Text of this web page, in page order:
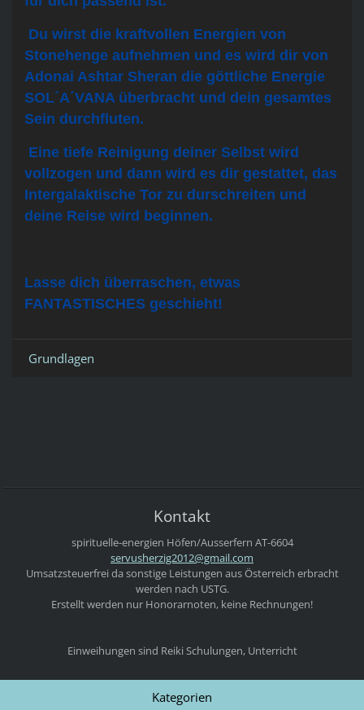
Du wirst die kraftvollen Energien von
Stonehenge aufnehmen und es wird dir von
Adonai Ashtar Sheran die göttliche Energie
SOL´A´VANA überbracht und dein gesamtes
Sein durchfluten.
Eine tiefe Reinigung deiner Selbst wird
vollzogen und dann wird es dir gestattet, das
Intergalaktische Tor zu durschreiten und
deine Reise wird beginnen.
Lasse dich überraschen, etwas
FANTASTISCHES geschieht!
Grundlagen
Kontakt
spirituelle-energien Höfen/Ausserfern AT-6604
servusherzig2012@gmail.com
Umsatzsteuerfrei da sonstige Leistungen aus Österreich erbracht
werden nach USTG.
Erstellt werden nur Honorarnoten, keine Rechnungen!
Einweihungen sind Reiki Schulungen, Unterricht
Kategorien